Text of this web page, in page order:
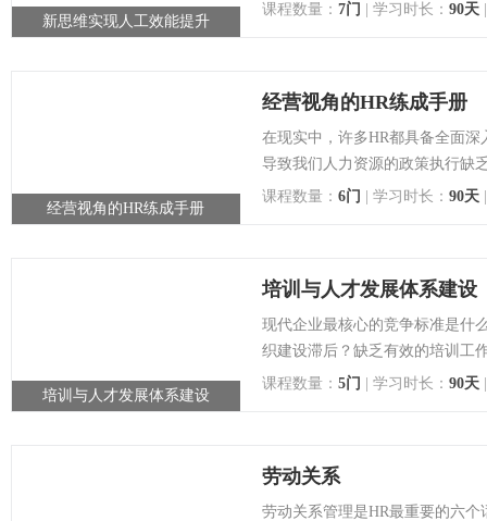
新思维实现人工效能提升
课程数量： 7门 | 学习时长： 90天
经营视角的HR练成手册
经营视角的HR练成手册
在现实中，许多HR都具备全面
导致我们人力资源的政策执行缺
课程数量： 6门 | 学习时长： 90天
培训与人才发展体系建设
培训与人才发展体系建设
现代企业最核心的竞争标准是什
织建设滞后？缺乏有效的培训工
课程数量： 5门 | 学习时长： 90天
劳动关系
劳动关系管理是HR最重要的六